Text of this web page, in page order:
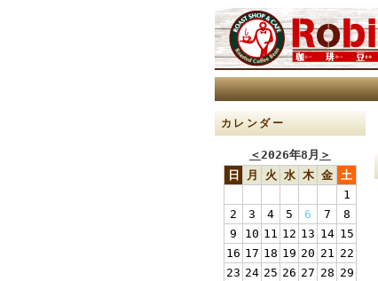
カレンダー
＜2026年8月 ＞
日
月 火 水 木 金 土
1
2
3 4 5 6 7
8
9
10 11 12 13 14 15
16 17 18 19 20 21 22
23 24 25 26 27 28 29